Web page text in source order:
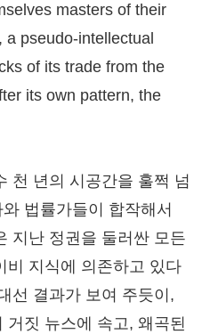
masters of their
pseudo-intellectual
of its trade from the
its own pattern, the
천 년의 시공간을 훌쩍 넘
법률가들이 합작해서
지난 정권을 둘러싼 모든
비 지식에 의존하고 있다
선 결과가 보여 주듯이,
거짓 뉴스에 속고, 왜곡된